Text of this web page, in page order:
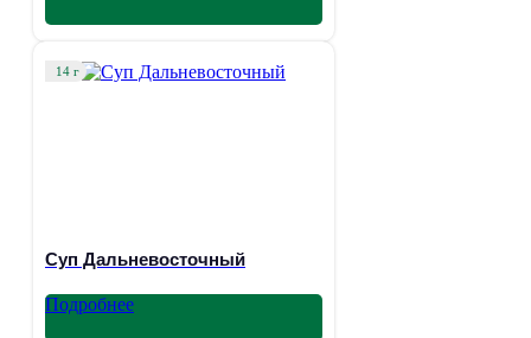
14 г
Суп Дальневосточный
Подробнее